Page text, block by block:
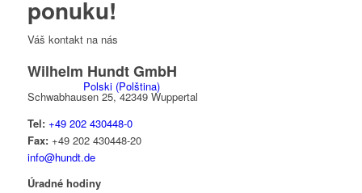
Polski(Polština)
ponuku!
Váš kontakt na nás
Wilhelm Hundt GmbH
Schwabhausen 25, 42349 Wuppertal
Tel: +49 202 430448-0
Fax:+49 202 430448-20
info@hundt.de
Úradné hodiny